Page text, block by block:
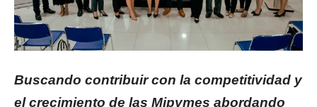
Buscando contribuir con la competitividad y
el crecimiento de las Mipymes abordando